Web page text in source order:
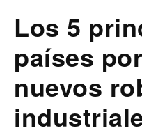
Los 5
países
nuevos